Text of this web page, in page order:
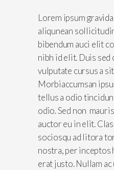
Lorem ipsum
aliqunean
bibendum auci elit
nibh id elit. Duis sed
vulputate cursus a
Morbiaccumsan
tellus a odio
odio. Sed non
auctor eu in elit.
sociosqu ad litora
nostra, per inceptos
erat justo. Nullam